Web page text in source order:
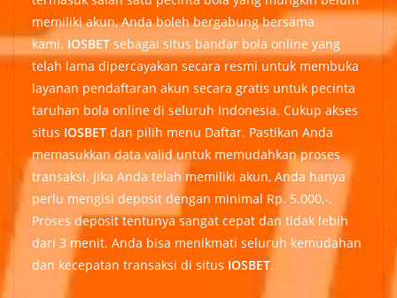
memiliki akun, Anda boleh bergabung bersama
kami. IOSBET sebagai situs bandar bola online yang
telah lama dipercayakan secara resmi untuk membuka
layanan pendaftaran akun secara gratis untuk pecinta
taruhan bola online di seluruh Indonesia. Cukup akses
situs IOSBET dan pilih menu Daftar. Pastikan Anda
memasukkan data valid untuk memudahkan proses
transaksi. Jika Anda telah memiliki akun, Anda hanya
perlu mengisi deposit dengan minimal Rp. 5.000,-.
Proses deposit tentunya sangat cepat dan tidak lebih
dari 3 menit. Anda bisa menikmati seluruh kemudahan
dan kecepatan transaksi di situs IOSBET.